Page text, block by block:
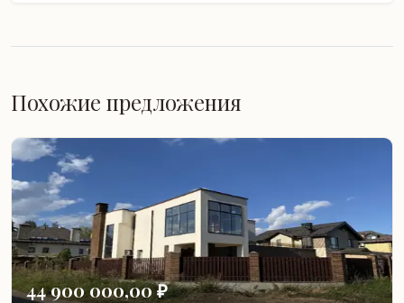
Похожие предложения
44 900 000,00 ₽